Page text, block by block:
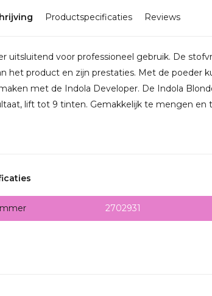
Productspecificaties Reviews
uitsluitend voor professioneel gebruik. De
het product en zijn prestaties. Met de poeder
met de Indola Developer. De Indola
lift tot 9 tinten. Gemakkelijk te mengen en
2702931